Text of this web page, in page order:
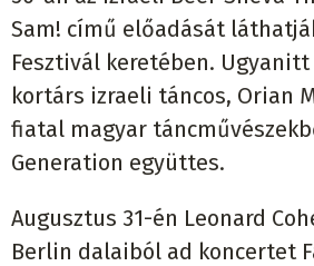
Sam! című előadását
Fesztivál keretében.
kortárs izraeli táncos, Orian
fiatal magyar
Generation együttes.
Augusztus 31-én Leonard
Berlin dalaiból ad koncertet